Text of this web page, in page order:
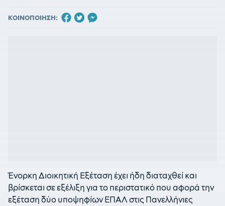
ΚΟΙΝΟΠΟΙΗΣΗ:
Ένορκη Διοικητική Εξέταση έχει ήδη διαταχθεί και
βρίσκεται σε εξέλιξη για το περιστατικό που αφορά την
εξέταση δύο υποψηφίων ΕΠΑΛ στις Πανελλήνιες